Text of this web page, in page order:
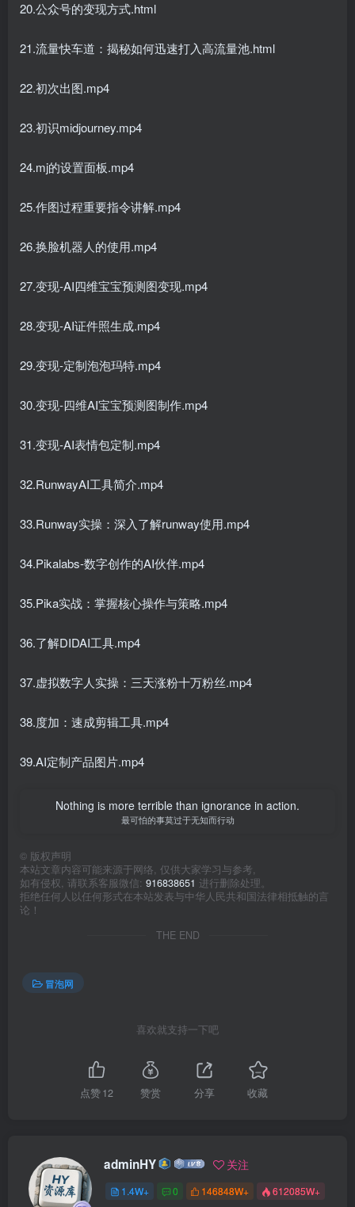
20.公众号的变现方式.html
21.流量快车道：揭秘如何迅速打入高流量池.html
22.初次出图.mp4
23.初识midjourney.mp4
24.mj的设置面板.mp4
25.作图过程重要指令讲解.mp4
26.换脸机器人的使用.mp4
27.变现-AI四维宝宝预测图变现.mp4
28.变现-AI证件照生成.mp4
29.变现-定制泡泡玛特.mp4
30.变现-四维AI宝宝预测图制作.mp4
31.变现-AI表情包定制.mp4
32.RunwayAI工具简介.mp4
33.Runway实操：深入了解runway使用.mp4
34.Pikalabs-数字创作的AI伙伴.mp4
35.Pika实战：掌握核心操作与策略.mp4
36.了解DIDAI工具.mp4
37.虚拟数字人实操：三天涨粉十万粉丝.mp4
38.度加：速成剪辑工具.mp4
39.AI定制产品图片.mp4
Nothing is more terrible than ignorance in action.
最可怕的事莫过于无知而行动
© 版权声明
本站文章内容可能来源于网络, 仅供大家学习与参考,
如有侵权, 请联系客服微信: 916838651 进行删除处理。
拒绝任何人以任何形式在本站发表与中华人民共和国法律相抵触的言
论！
THE END
冒泡网
喜欢就支持一下吧
点赞12 赞赏 分享 收藏
adminHY 关注
1.4W+ 0 146848W+ 612085W+